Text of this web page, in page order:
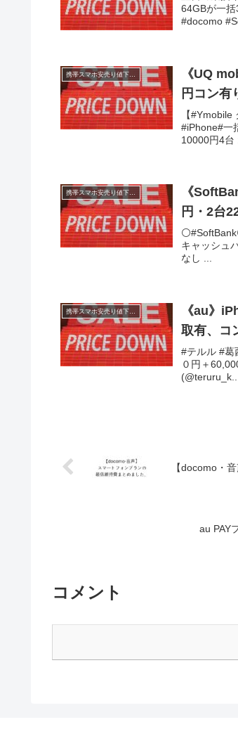
64GBが一
#docomo
《UQ
円コン有
【
#iPhone#一
10000円4台
携帯スマホ安売り値下げ情報
《SoftBank》iPhone8
円・2台
キャッシュ
なし ...
《au》
取有、コ
#テルル #
０円＋
(@teruru_k...
【docomo・
au PAY
コメント